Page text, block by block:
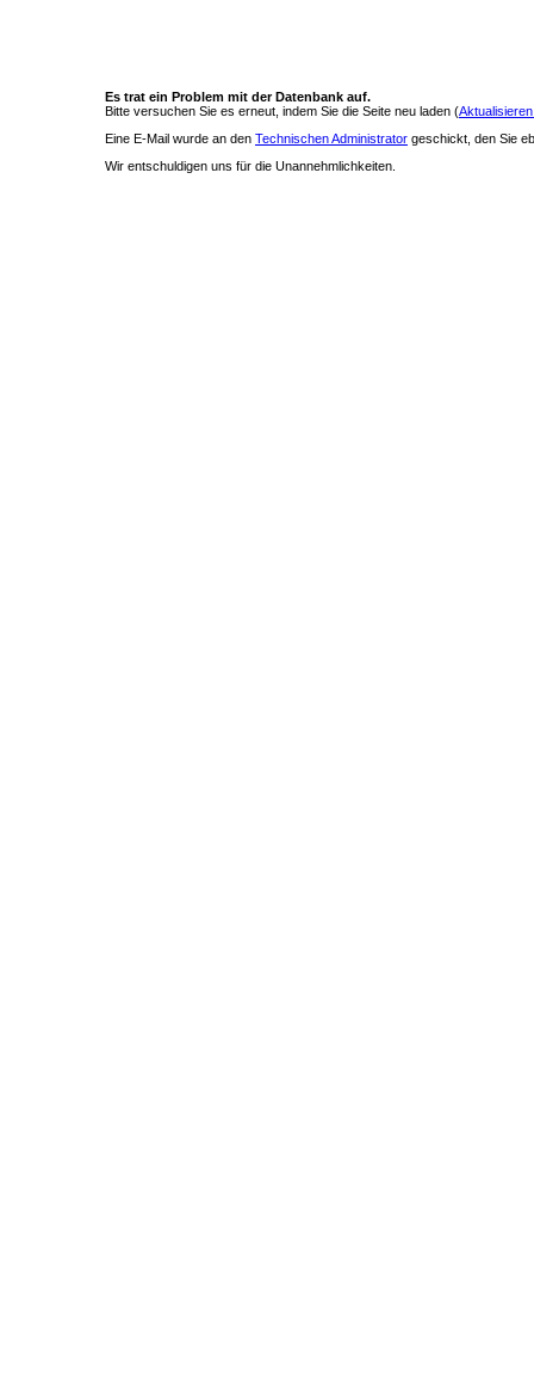
Es trat ein Problem mit der Datenbank auf.
Bitte versuchen Sie es erneut, indem Sie die Seite neu laden (
Eine E-Mail wurde an den Technischen Administrator geschickt, den Sie
Wir entschuldigen uns für die Unannehmlichkeiten.